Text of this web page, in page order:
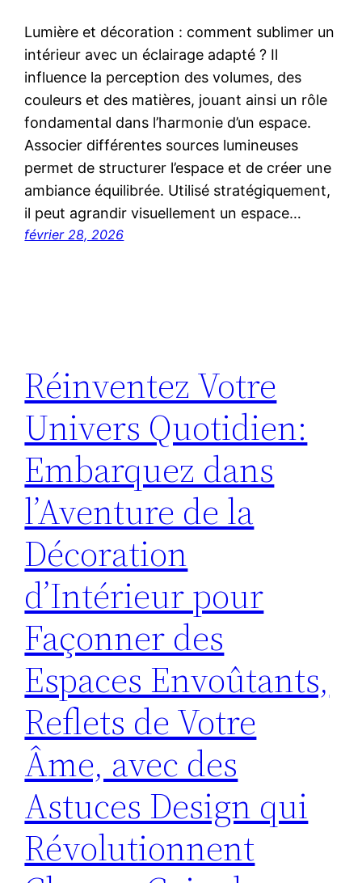
Lumière et décoration : comment sublimer un
intérieur avec un éclairage adapté ? Il
influence la perception des volumes, des
couleurs et des matières, jouant ainsi un rôle
fondamental dans l’harmonie d’un espace.
Associer différentes sources lumineuses
permet de structurer l’espace et de créer une
ambiance équilibrée. Utilisé stratégiquement,
il peut agrandir visuellement un espace…
février 28, 2026
Réinventez Votre
Univers Quotidien:
Embarquez dans
l’Aventure de la
Décoration
d’Intérieur pour
Façonner des
Espaces Envoûtants,
Reflets de Votre
Âme, avec des
Astuces Design qui
Révolutionnent